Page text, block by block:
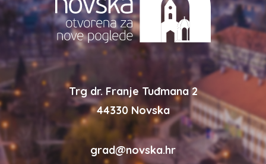
Trg dr. Franje Tuđmana 2
44330 Novska
grad@novska.hr